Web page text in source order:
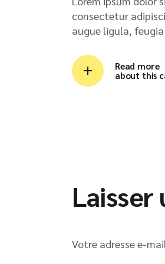
consectetur
augue ligula, feugia
Read more
about this
Laisser
Votre adresse e-